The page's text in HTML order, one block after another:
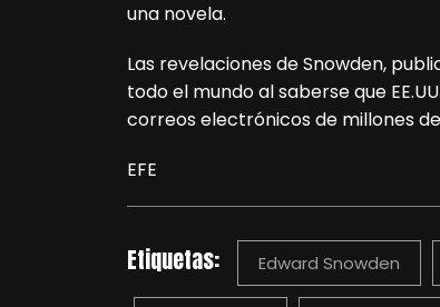
una novela.
Las revelaciones de Snowden,
todo el mundo al saberse que
correos electrónicos de millones
EFE
Etiquetas: Edward Snowden